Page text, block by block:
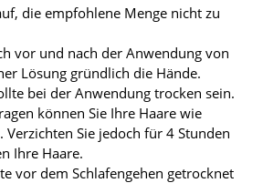
die empfohlene Menge nicht zu
vor und nach der Anwendung von
Lösung gründlich die Hände.
bei der Anwendung trocken sein.
können Sie Ihre Haare wie
Verzichten Sie jedoch für 4 Stunden
Ihre Haare.
vor dem Schlafengehen getrocknet